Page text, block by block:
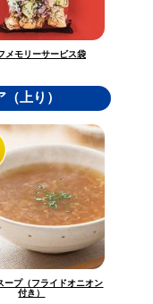
メモリーサービス袋
上り）
ープ（フライドオニオン
付き）